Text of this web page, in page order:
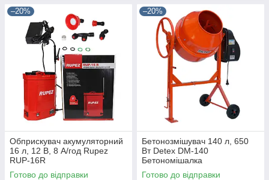
–20%
Обприскувач акумуляторний
16 л, 12 В, 8 А/год Rupez
RUP-16R
Готово до відправки
–20%
Бетонозмішувач 140 л, 650
Вт Detex DM-140
Бетономішалка
Готово до відправки